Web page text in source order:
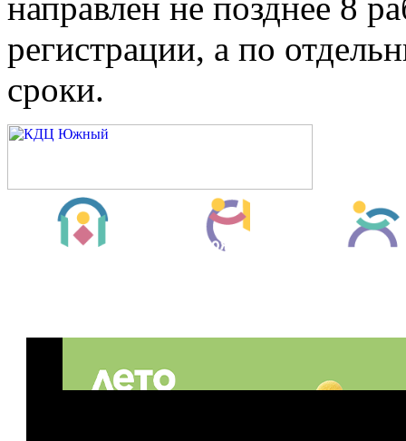
регистрации, а по
сроки.